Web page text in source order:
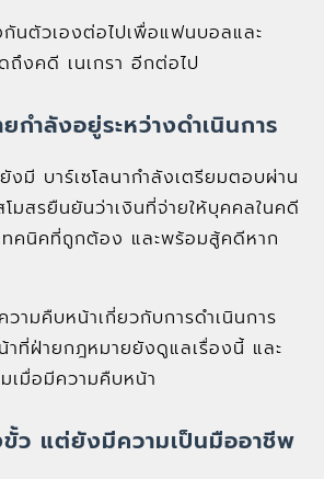
นตัวเองต่อไปเพื่อแฟนบอลและ
ถึงคดี เนเกรา อีกต่อไป
กำลังอยู่ระหว่างดำเนินการ
มี บาร์เซโลนากำลังเตรียมตอบผ่าน
มสรยืนยันว่าเงินที่จ่ายให้บุคคลในคดี
ทคนิคที่ถูกต้อง และพร้อมสู้คดีหาก
วามคืบหน้าเกี่ยวกับการดำเนินการ
าที่ฝ่ายกฎหมายยังดูแลเรื่องนี้ และ
เมื่อมีความคืบหน้า
ว แต่ยังมีความเป็นมืออาชีพ